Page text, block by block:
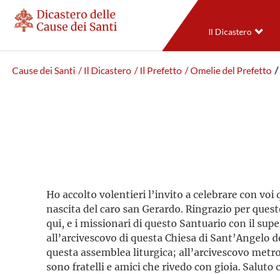
Il Dicastero
Cause dei Santi / Il Dicastero / Il Prefetto / Omelie del Prefetto /
Ho accolto volentieri l’invito a celebrare con voi
nascita del caro san Gerardo. Ringrazio per
qui, e i missionari di questo Santuario con il
all’arcivescovo di questa Chiesa di
questa assemblea liturgica; all’arcivescovo
sono fratelli e amici che rivedo con gioia.